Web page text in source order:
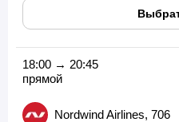
18:00 → 20:45
прямой
Nordwind Airlines, 706